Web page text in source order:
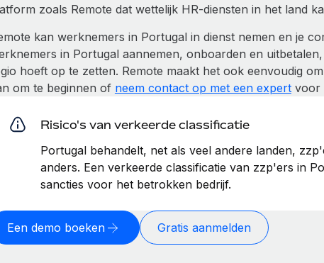
zoals Remote dat wettelijk HR-diensten in het land
kan werknemers in Portugal in dienst nemen en je
in Portugal aannemen, onboarden en
hoeft op te zetten. Remote maakt het ook eenvoudig
om te beginnen of neem contact op met een expertvoor
Risico's van verkeerde classificatie
Portugal behandelt, net als veel andere landen,
anders. Een verkeerde classificatie van zzp'ers in
sancties voor het betrokken bedrijf.
Een demo boeken Gratis aanmelden